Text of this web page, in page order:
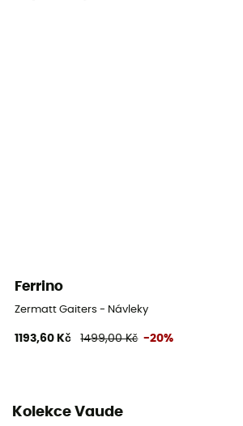
Ferrino
Zermatt Gaiters - Návleky
1193,60 Kč 1499,00 Kč -20%
Kolekce Vaude